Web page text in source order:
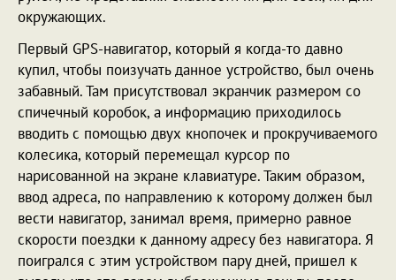
окружающих.
Первый GPS-навигатор, который я когда-то давно
купил, чтобы поизучать данное устройство, был очень
забавный. Там присутствовал экранчик размером со
спичечный коробок, а информацию приходилось
вводить с помощью двух кнопочек и прокручиваемого
колесика, который перемещал курсор по
нарисованной на экране клавиатуре. Таким образом,
ввод адреса, по направлению к которому должен был
вести навигатор, занимал время, примерно равное
скорости поездки к данному адресу без навигатора. Я
поигрался с этим устройством пару дней, пришел к